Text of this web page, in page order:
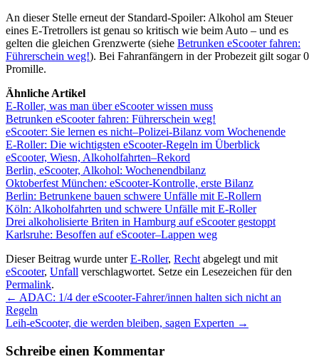
An dieser Stelle erneut der Standard-Spoiler: Alkohol am Steuer
eines E-Tretrollers ist genau so kritisch wie beim Auto – und es
gelten die gleichen Grenzwerte (siehe Betrunken eScooter fahren:
Führerschein weg!). Bei Fahranfängern in der Probezeit gilt sogar 0
Promille.
Ähnliche Artikel
E-Roller, was man über eScooter wissen muss
Betrunken eScooter fahren: Führerschein weg!
eScooter: Sie lernen es nicht–Polizei-Bilanz vom Wochenende
E-Roller: Die wichtigsten eScooter-Regeln im Überblick
eScooter, Wiesn, Alkoholfahrten–Rekord
Berlin, eScooter, Alkohol: Wochenendbilanz
Oktoberfest München: eScooter-Kontrolle, erste Bilanz
Berlin: Betrunkene bauen schwere Unfälle mit E-Rollern
Köln: Alkoholfahrten und schwere Unfälle mit E-Roller
Drei alkoholisierte Briten in Hamburg auf eScooter gestoppt
Karlsruhe: Besoffen auf eScooter–Lappen weg
Dieser Beitrag wurde unterE-Roller, Recht abgelegt und mit
eScooter, Unfall verschlagwortet. Setze ein Lesezeichen für den
Permalink.
← ADAC: 1/4 der eScooter-Fahrer/innen halten sich nicht an
Regeln
Leih-eScooter, die werden bleiben, sagen Experten →
Schreibe einen Kommentar